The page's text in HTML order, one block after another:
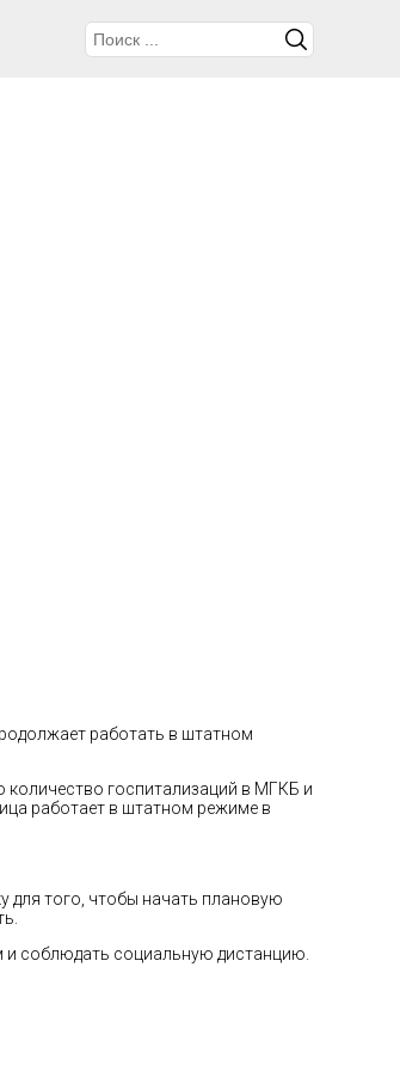
работать в штатном
количество госпитализаций в МГКБ и
работает в штатном режиме в
для того, чтобы начать плановую
и соблюдать социальную дистанцию.